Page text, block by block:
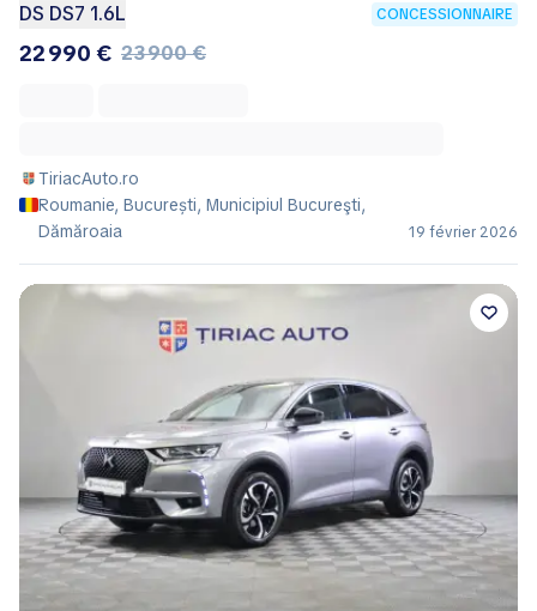
DS DS7 1.6L CONCESSIONNAIRE
22 990 € 23 900 €
TiriacAuto.ro
Roumanie, București, Municipiul Bucureşti,
Dămăroaia
19 février 2026